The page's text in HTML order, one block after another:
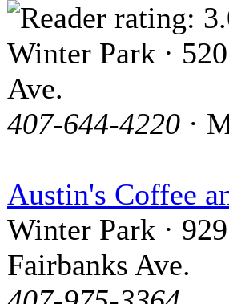
Winter Park ·
Ave.
407-644-4220 ·
Austin's Coffee
Winter Park ·
Fairbanks Ave.